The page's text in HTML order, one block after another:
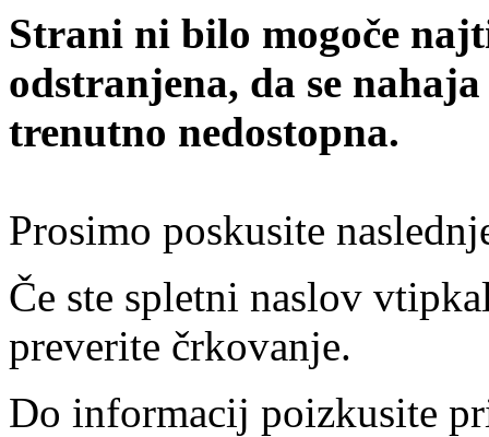
Strani ni bilo mogoče
odstranjena, da se
trenutno nedostopna.
Prosimo poskusite
Če ste spletni naslov
preverite črkovanje.
Do informacij poizkusite